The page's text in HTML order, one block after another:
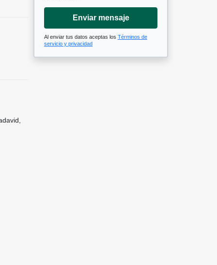
Enviar mensaje
Al enviar tus datos aceptas los Términos de
servicio y privacidad